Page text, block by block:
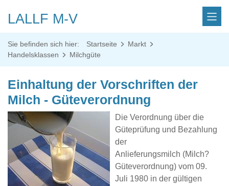
LALLF M-V
Sie befinden sich hier: Startseite
Markt
Handelsklassen
Milchgüte
Einhaltung der Vorschriften der
Milch - Güteverordnung
Die Verordnung über die
Güteprüfung und Bezahlung
der
Anlieferungsmilch (Milch?
Güteverordnung) vom 09.
Juli 1980 in der gültigen